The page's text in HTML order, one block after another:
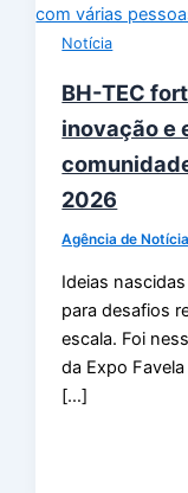
Notícia
BH-TEC
inovação e
2026
Agência de
Ideias
para desafios
escala. Foi
da Expo
[…]